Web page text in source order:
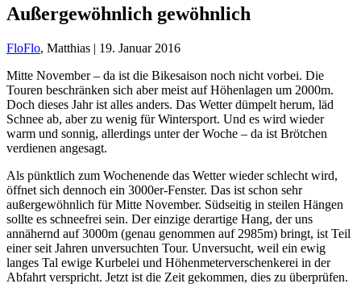
Außergewöhnlich gewöhnlich
FloFlo, Matthias | 19. Januar 2016
Mitte November – da ist die Bikesaison noch nicht vorbei. Die
Touren beschränken sich aber meist auf Höhenlagen um 2000m.
Doch dieses Jahr ist alles anders. Das Wetter dümpelt herum, läd
Schnee ab, aber zu wenig für Wintersport. Und es wird wieder
warm und sonnig, allerdings unter der Woche – da ist Brötchen
verdienen angesagt.
Als pünktlich zum Wochenende das Wetter wieder schlecht wird,
öffnet sich dennoch ein 3000er-Fenster. Das ist schon sehr
außergewöhnlich für Mitte November. Südseitig in steilen Hängen
sollte es schneefrei sein. Der einzige derartige Hang, der uns
annähernd auf 3000m (genau genommen auf 2985m) bringt, ist Teil
einer seit Jahren unversuchten Tour. Unversucht, weil ein ewig
langes Tal ewige Kurbelei und Höhenmeterverschenkerei in der
Abfahrt verspricht. Jetzt ist die Zeit gekommen, dies zu überprüfen.